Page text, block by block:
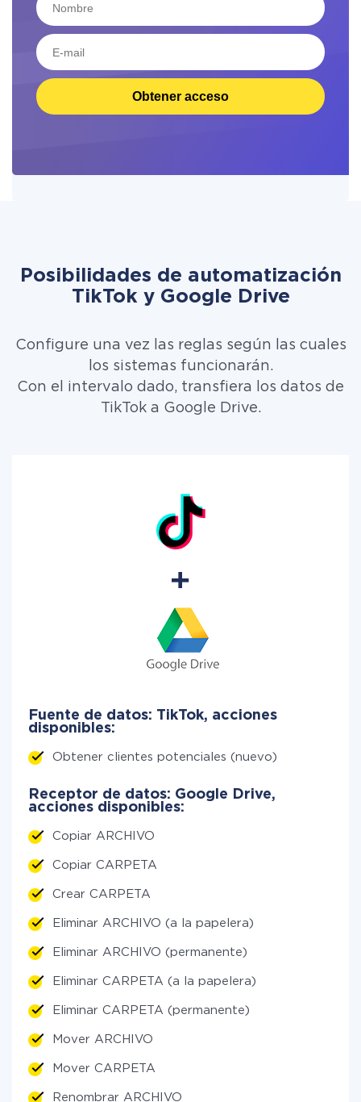
Obtener acceso
Posibilidades de automatización
TikTok y Google Drive
Configure una vez las reglas según las cuales
los sistemas funcionarán.
Con el intervalo dado, transfiera los datos de
TikTok a Google Drive.
Fuente de datos: TikTok, acciones
disponibles:
Obtener clientes potenciales (nuevo)
Receptor de datos: Google Drive,
acciones disponibles:
Copiar ARCHIVO
Copiar CARPETA
Crear CARPETA
Eliminar ARCHIVO (a la papelera)
Eliminar ARCHIVO (permanente)
Eliminar CARPETA (a la papelera)
Eliminar CARPETA (permanente)
Mover ARCHIVO
Mover CARPETA
Renombrar ARCHIVO